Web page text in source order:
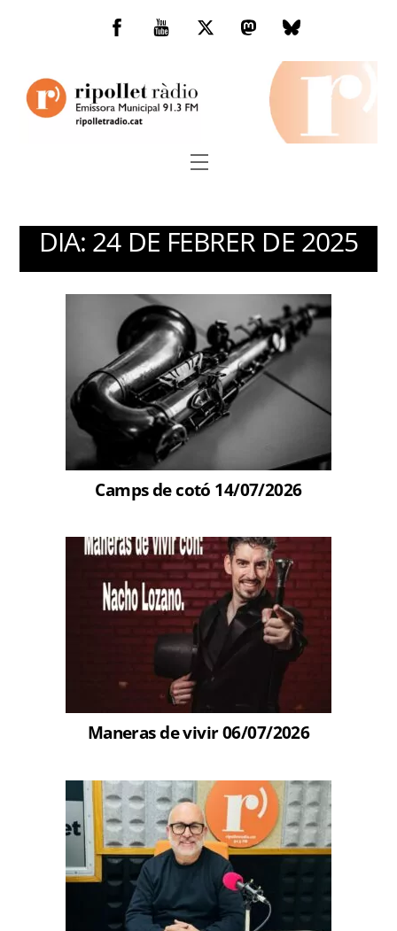
Facebook
You
TwitterMastodonBluesky
Menu
DIA: 24 DE FEBRER DE 2025
Camps de cotó 14/07/2026
Maneras de vivir 06/07/2026